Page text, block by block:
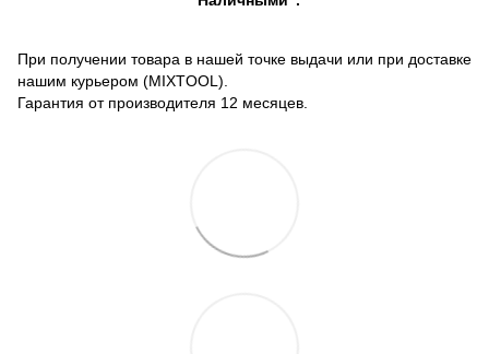
При получении товара в нашей точке выдачи или при доставке
нашим курьером (MIXTOOL).
Гарантия от производителя 12 месяцев.